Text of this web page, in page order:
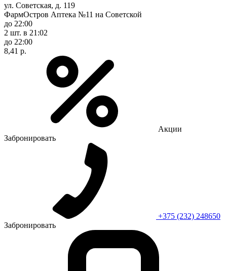
ул. Советская, д. 119
ФармОстров Аптека №11 на Советской
до 22:00
2 шт. в 21:02
до 22:00
8,41 р.
Акции
Забронировать
+375 (232) 248650
Забронировать